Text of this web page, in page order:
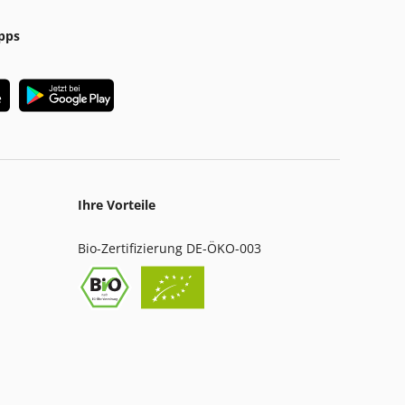
Ihre Vorteile
Bio-Zertifizierung DE-ÖKO-003